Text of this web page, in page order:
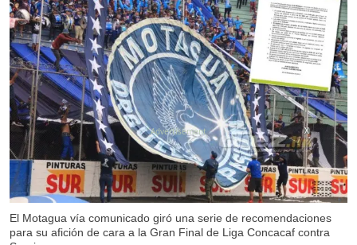
El Motagua vía comunicado giró una serie de recomendaciones
para su afición de cara a la Gran Final de Liga Concacaf contra
X